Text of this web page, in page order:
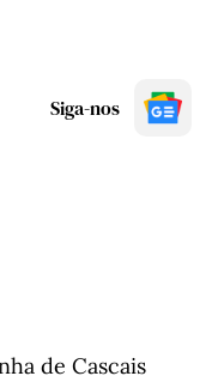
Siga-nos
de Cascais